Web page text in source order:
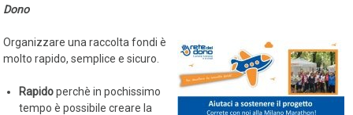
Dono
Organizzare una raccolta fondi è
molto rapido, semplice e sicuro.
Rapidoperchè in pochissimo
tempo è possibile creare la